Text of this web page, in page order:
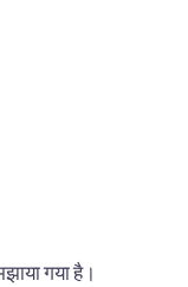
गया है।